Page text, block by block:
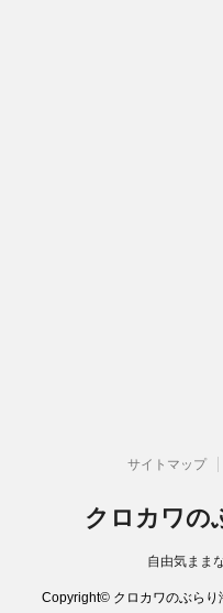
サイトマップ
クロカワの
自由気まま
Copyright© クロカワのぶら